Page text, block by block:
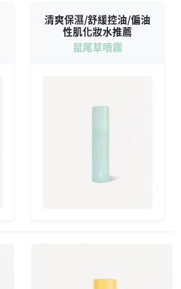
清爽保濕/舒緩控油/偏油
性肌化妝水推薦
鼠尾草噴霧